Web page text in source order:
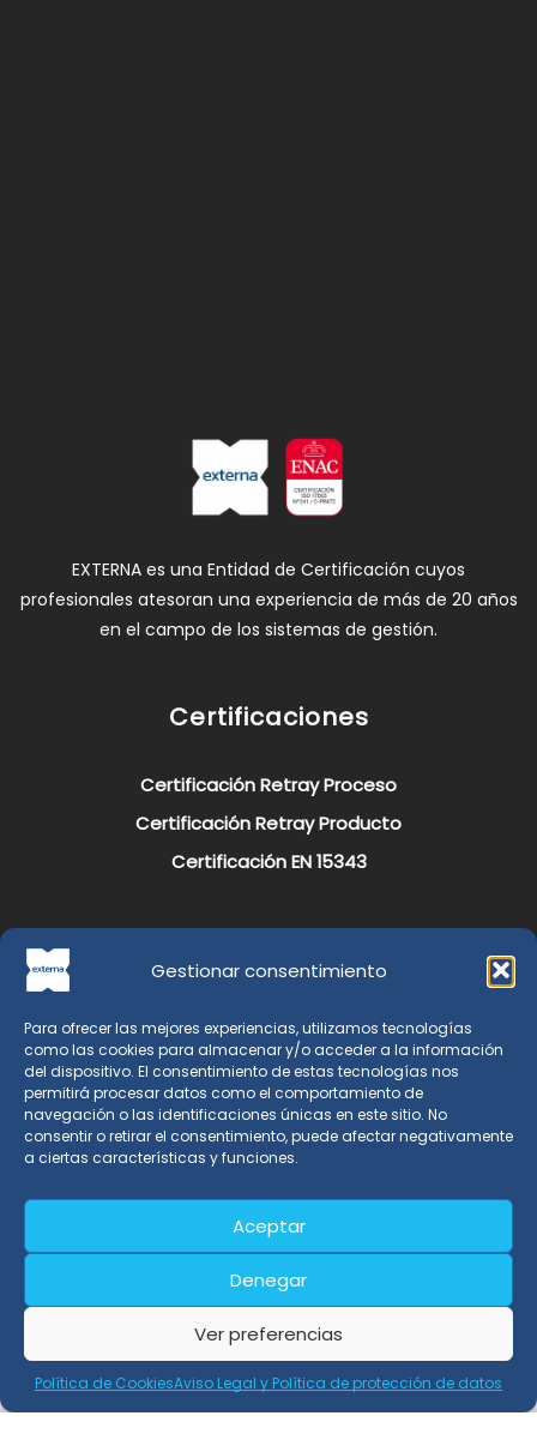
Gestionar consentimiento
Para ofrecer las mejores experiencias, utilizamos tecnologías
como las cookies para almacenar y/o acceder a la información
del dispositivo. El consentimiento de estas tecnologías nos
permitirá procesar datos como el comportamiento de
navegación o las identificaciones únicas en este sitio. No
consentir o retirar el consentimiento, puede afectar negativamente
a ciertas características y funciones.
Aceptar
Denegar
Ver preferencias
Política de CookiesAviso Legal y Política de protección de datos
EXTERNA es una Entidad de Certificación cuyos
profesionales atesoran una experiencia de más de 20 años
en el campo de los sistemas de gestión.
Certificaciones
Certificación Retray Proceso
Certificación Retray Producto
Certificación EN 15343
Aviso Legal y Política de Protección de Datos
Política de Cookies
Localización
18100 Armilla, Granada - España
(+34) 91 989 45 20
E-Mail: info@externa.es